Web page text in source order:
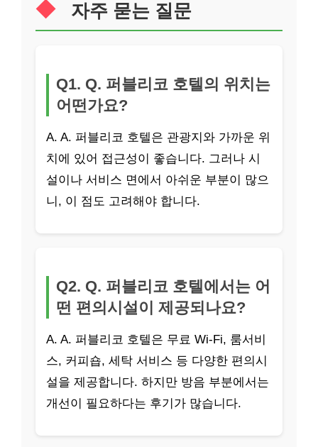
자주 묻는 질문
Q1. Q. 퍼블리코 호텔의 위치는
어떤가요?
A. A. 퍼블리코 호텔은 관광지와 가까운 위
치에 있어 접근성이 좋습니다. 그러나 시
설이나 서비스 면에서 아쉬운 부분이 많으
니, 이 점도 고려해야 합니다.
Q2. Q. 퍼블리코 호텔에서는 어
떤 편의시설이 제공되나요?
A. A. 퍼블리코 호텔은 무료 Wi-Fi, 룸서비
스, 커피숍, 세탁 서비스 등 다양한 편의시
설을 제공합니다. 하지만 방음 부분에서는
개선이 필요하다는 후기가 많습니다.